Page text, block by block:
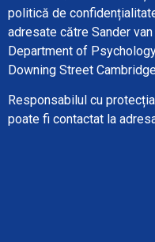
politică de
adresate către Sander
Department of
Downing Street
Responsabilul cu
poate fi contactat la